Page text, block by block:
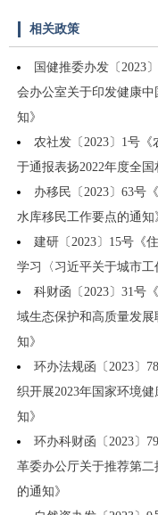
相关政策
国健推委办发〔2023
会办公室关于印发健康中
知》
农社发〔2023〕1号
于通报表扬2022年度全
办移民〔2023〕63号
水库移民工作要点的通知
建研〔2023〕15号《
学习〈习近平关于城市工
科财函〔2023〕31号
域生态保护和高质量发
知》
环办法规函〔2023〕
织开展2023年国家环境
知》
环办科财函〔2023〕
革委办公厅关于推荐第二
的通知》